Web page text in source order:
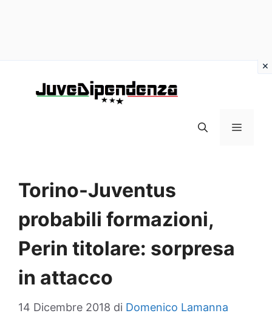
MENU
Torino-Juventus
probabili formazioni,
Perin titolare: sorpresa
in attacco
14 Dicembre 2018 di Domenico Lamanna